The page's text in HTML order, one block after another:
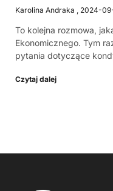
Karolina Andraka 2024-
To kolejna rozmowa,
Ekonomicznego. Tym
pytania dotyczące
Czytaj dalej